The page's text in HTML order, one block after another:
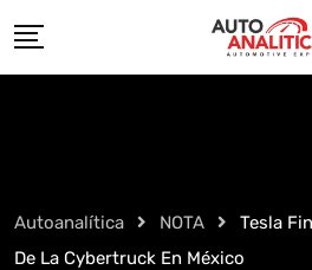
to
Autoanalítica NOTA
Tesla
De La Cybertruck En México